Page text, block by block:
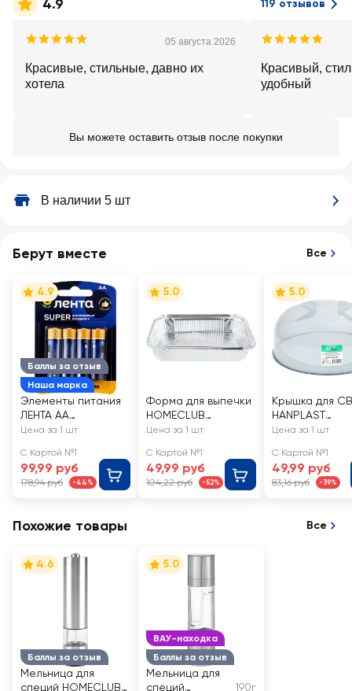
4.9 119 отзывов
05 августа 2026
Красивые, стильные, давно их
хотела
Красивый,
удобный
Вы можете оставить отзыв после покупки
В наличии 5 шт
Берут вместе Все
Баллы за отзыв
Наша марка
4.9
Элементы питания
ЛЕНТА АА
алкалиновый Арт.
Цена за 1 шт
С Картой №1
99,99 руб
178,94 руб -44%
5.0
Форма для выпечки
HOMECLUB
23х17x4,5см,
фольга, Арт. NF-f5
Цена за 1 шт
С Картой №1
49,99 руб
104,22 руб -52%
5.0
Крышка для
HANPLAST
Цена за 1 шт
С Картой №1
49,99 руб
83,16 руб -39%
Похожие товары Все
Баллы за отзыв
4.6
Мельница для
специй HOMECLUB
ВАУ-находка
Баллы за отзыв
5.0
Мельница для
специй
190г